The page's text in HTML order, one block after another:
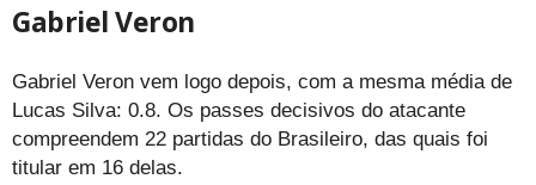
Gabriel Veron
Gabriel Veron vem logo depois, com a mesma média de
Lucas Silva: 0.8. Os passes decisivos do atacante
compreendem 22 partidas do Brasileiro, das quais foi
titular em 16 delas.